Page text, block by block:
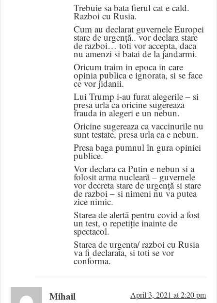
Trebuie sa bata fierul cat e cald.
Razboi cu Rusia.
Cum au declarat guvernele Europei
stare de urgență.. vor declara stare
de razboi… toti vor accepta, daca
nu amenzi si batai de la jandarmi.
Oricum traim in epoca in care
opinia publica e ignorata, si se face
ce vor jidanii.
Lui Trump i-au furat alegerile – si
presa urla ca oricine sugereaza
frauda in alegeri e un nebun.
Oricine sugereaza ca vaccinurile nu
sunt testate, presa urla ca e nebun.
Presa baga pumnul în gura opiniei
publice.
Vor declara ca Putin e nebun si a
folosit arma nucleară – guvernele
vor decreta stare de urgență si stare
de razboi – si nimeni nu va putea
zice nimic.
Starea de alertă pentru covid a fost
un test, o repetiție inainte de
spectacol.
Starea de urgenta/ razboi cu Rusia
va fi declarata, si toti se vor
conforma.
Mihail April 3, 2021 at 2:20 pm